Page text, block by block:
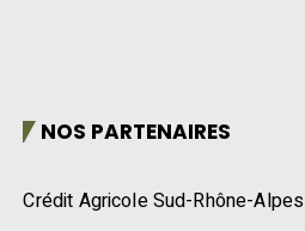
NOS PARTENAIRES
Crédit Agricole Sud-Rhône-Alpes